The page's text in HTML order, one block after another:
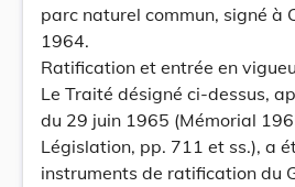
parc naturel commun, signé à
1964.
Ratification et entrée en
Le Traité désigné ci-dessus,
du 29 juin 1965 (Mémorial
Législation, pp. 711 et ss.), a
instruments de ratification du